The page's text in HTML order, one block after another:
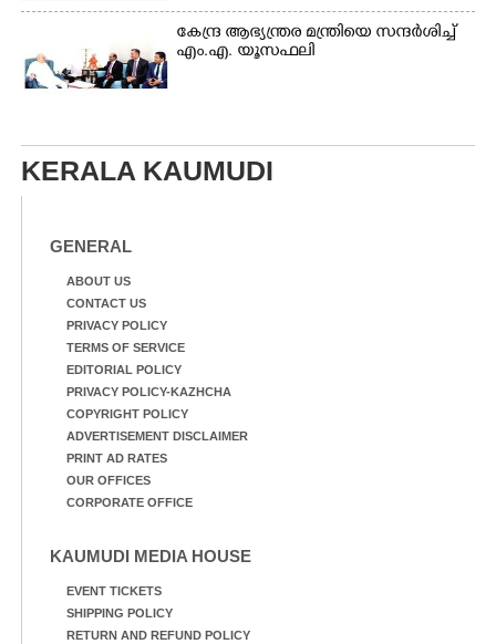
കേന്ദ്ര ആഭ്യന്ത്രര മന്ത്രിയെ സന്ദർശിച്ച്
എം.എ. യൂസഫലി
KERALA KAUMUDI
GENERAL
ABOUT US
CONTACT US
PRIVACY POLICY
TERMS OF SERVICE
EDITORIAL POLICY
PRIVACY POLICY-KAZHCHA
COPYRIGHT POLICY
ADVERTISEMENT DISCLAIMER
PRINT AD RATES
OUR OFFICES
CORPORATE OFFICE
KAUMUDI MEDIA HOUSE
EVENT TICKETS
SHIPPING POLICY
RETURN AND REFUND POLICY